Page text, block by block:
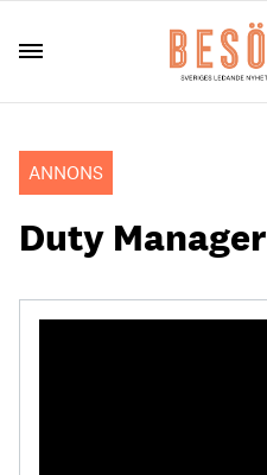
ANNONS
Duty Manager